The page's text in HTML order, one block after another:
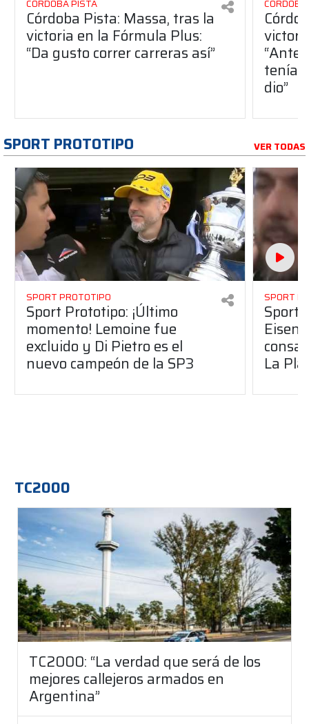
CÓRDOBA PISTA
Córdoba Pista: Massa, tras la
victoria en la Fórmula Plus:
“Da gusto correr carreras así”
dio”
SPORT PROTOTIPO VER TODAS
SPORT PROTOTIPO
Sport Prototipo: ¡Último
momento! Lemoine fue
excluido y Di Pietro es el
nuevo campeón de la SP3
SPORT
Sport
La
TC2000
TC2000: “La verdad que será de los
mejores callejeros armados en
Argentina”